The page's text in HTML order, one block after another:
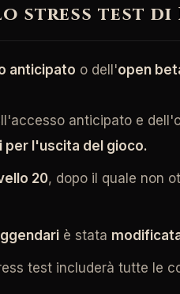
test di
anticipato o dell'open
anticipato e
per l'uscita del gioco.
20, dopo il quale non
è stata
test includerà tutte le